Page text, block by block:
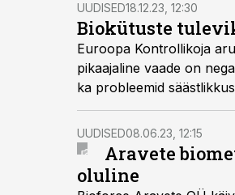
UUDISED18.12.23, 12:30
Biokütuste
Euroopa Kontrollikoja
pikaajaline vaade on
ka probleemid
UUDISED08.06.23, 12:15
Aravete
oluline